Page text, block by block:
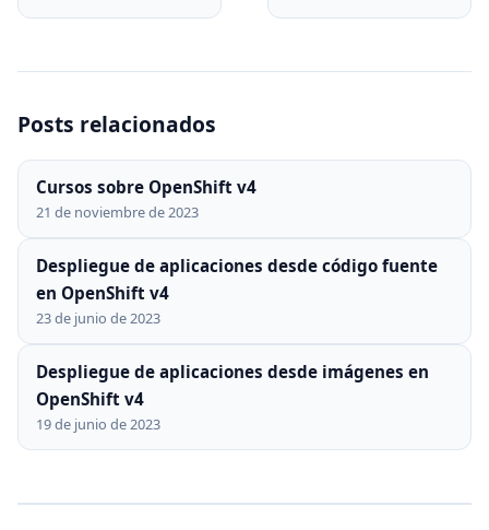
Posts relacionados
Cursos sobre OpenShift v4
21 de noviembre de 2023
Despliegue de aplicaciones desde código fuente
en OpenShift v4
23 de junio de 2023
Despliegue de aplicaciones desde imágenes en
OpenShift v4
19 de junio de 2023